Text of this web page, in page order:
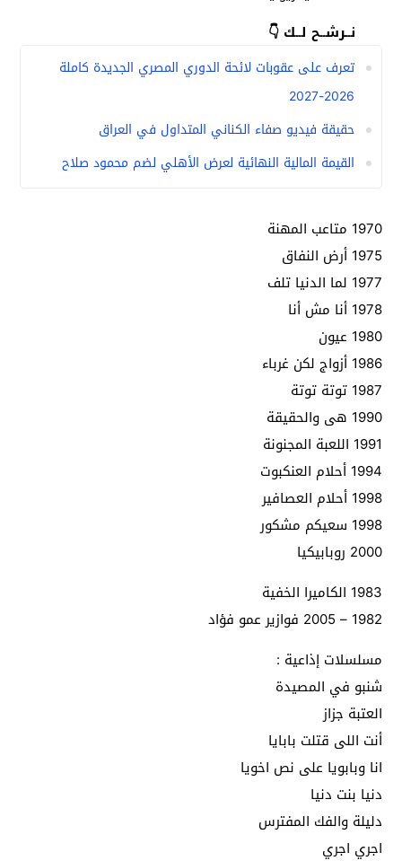
نــرشــح لــك 👇
تعرف على عقوبات لائحة الدوري المصري الجديدة كاملة
2026-2027
حقيقة فيديو صفاء الكناني المتداول في العراق
القيمة المالية النهائية لعرض الأهلي لضم محمود صلاح
1970 متاعب المهنة
1975 أرض النفاق
1977 لما الدنيا تلف
1978 أنا مش أنا
1980 عيون
1986 أزواج لكن غرباء
1987 توتة توتة
1990 هى والحقيقة
1991 اللعبة المجنونة
1994 أحلام العنكبوت
1998 أحلام العصافير
1998 سعيكم مشكور
2000 روبابيكيا
1983 الكاميرا الخفية
1982 – 2005 فوازير عمو فؤاد
مسلسلات إذاعية :
شنبو في المصيدة
العتبة جزاز
أنت اللى قتلت بابايا
انا وبابويا على نص اخويا
دنيا بنت دنيا
دليلة والفك المفترس
اجري اجري